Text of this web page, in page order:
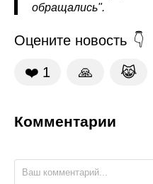
обращались".
Оцените новость
❤️ 1 🙏 😹
Комментарии